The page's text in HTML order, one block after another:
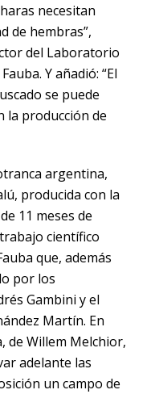
necesitan
de hembras”,
del Laboratorio
Y añadió: “El
se puede
la producción de
argentina,
producida con la
11 meses de
científico
que, además
por los
Gambini y el
Martín. En
de Willem Melchior,
adelante las
un campo de